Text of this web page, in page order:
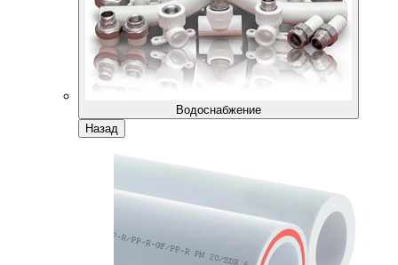
Водоснабжение
Назад